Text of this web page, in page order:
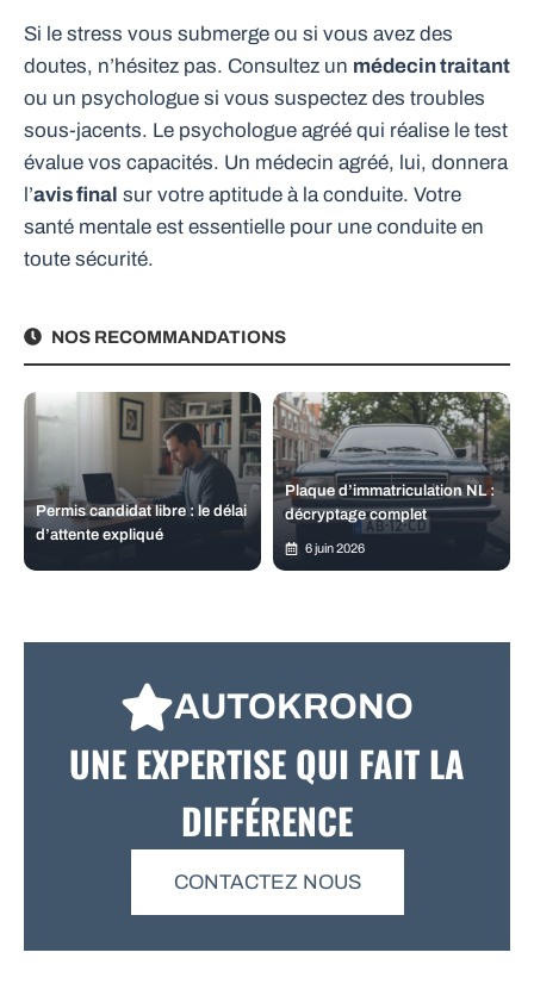
Si le stress vous submerge ou si vous avez des
doutes, n’hésitez pas. Consultez un médecin traitant
ou un psychologue si vous suspectez des troubles
sous-jacents. Le psychologue agréé qui réalise le test
évalue vos capacités. Un médecin agréé, lui, donnera
l’avis final sur votre aptitude à la conduite. Votre
santé mentale est essentielle pour une conduite en
toute sécurité.
NOS RECOMMANDATIONS
Permis candidat libre : le délai
d’attente expliqué
Plaque d’immatriculation NL :
décryptage complet
6 juin 2026
AUTOKRONO
UNE EXPERTISE QUI FAIT LA
DIFFÉRENCE
CONTACTEZ NOUS